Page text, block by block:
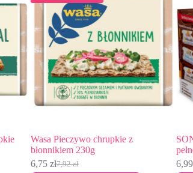
Wasa Pieczywo chrupkie z
błonnikiem 230g
7,92zł
Pierwotna
Aktualna
SONKO